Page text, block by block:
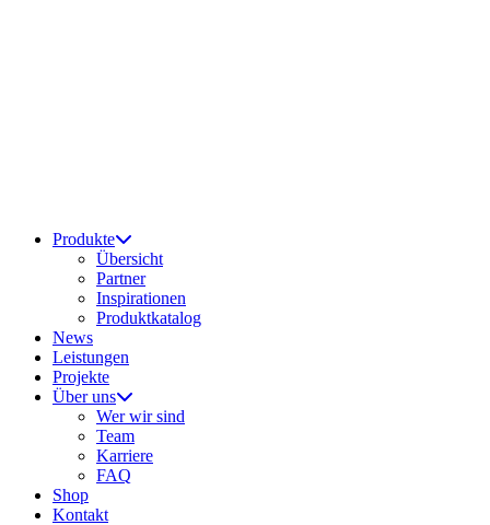
Produkte
Übersicht
Partner
Inspirationen
Produktkatalog
News
Leistungen
Projekte
Über uns
Wer wir sind
Team
Karriere
FAQ
Shop
Kontakt